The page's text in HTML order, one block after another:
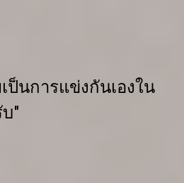
ป็นการแข่งกันเองใน
"